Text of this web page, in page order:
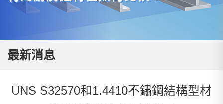
最新消息
UNS S32570和1.4410不鏽鋼結構型材